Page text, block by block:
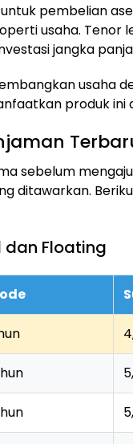
untuk pembelian
usaha. Tenor
jangka
usaha
produk ini
sebelum
ditawarkan.
dan Floating